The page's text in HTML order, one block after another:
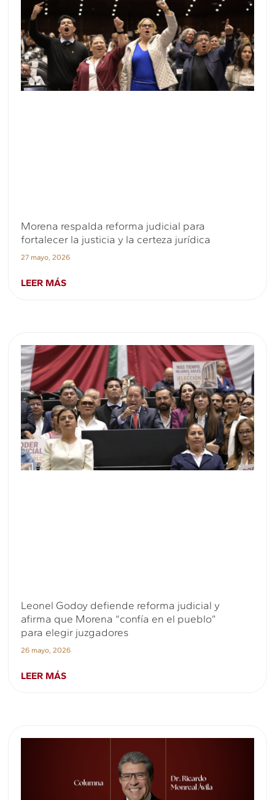
Morena respalda reforma judicial para
fortalecer la justicia y la certeza jurídica
27 mayo, 2026
LEER MÁS
Leonel Godoy defiende reforma judicial y
afirma que Morena “confía en el pueblo”
para elegir juzgadores
26 mayo, 2026
LEER MÁS